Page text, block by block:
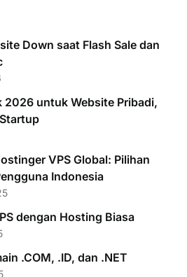
Down saat Flash Sale dan
2026 untuk Website Pribadi,
VPS Global: Pilihan
Indonesia
dengan Hosting Biasa
.COM, .ID, dan .NET